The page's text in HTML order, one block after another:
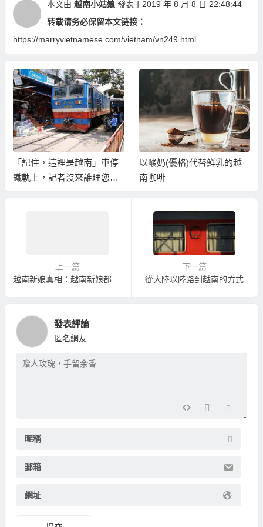
本文由 越南小姑娘 發表于2019 年 8 月 8 日 22:48:44
转载请务必保留本文链接：
https://marryvietnamese.com/vietnam/vn249.html
「記住，這裡是越南」車停
鐵軌上，記者沒來誰理您按
以酸奶(優格)代替鮮乳的越
南咖啡
上一篇
越南新娘真相：越南新娘都「好胸」！？
下一篇
從大陸以陸路到越南的方式
發表評論
匿名網友
昵稱
郵箱
網址